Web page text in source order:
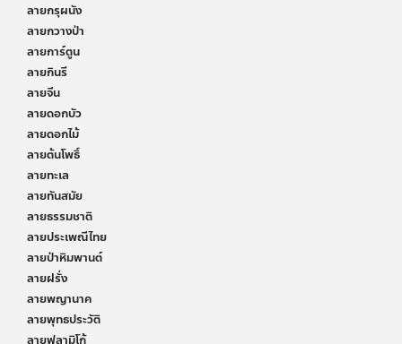
ลายกรุผนัง
ลายกวางป่า
ลายการ์ตูน
ลายกินรี
ลายจีน
ลายดอกบัว
ลายดอกไม้
ลายต้นโพธิ์
ลายทะเล
ลายทันสมัย
ลายธรรมชาติ
ลายประเพณีไทย
ลายป่าหิมพานต์
ลายฝรั่ง
ลายพญานาค
ลายพุทธประวัติ